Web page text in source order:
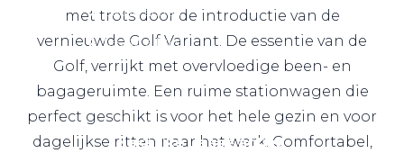
Lease acties
Lease a Bike
Zakelijke Lease acties
met trots door de introductie van de
vernieuwde Golf Variant. De essentie van de
Golf, verrijkt met overvloedige been- en
bagageruimte. Een ruime stationwagen die
perfect geschikt is voor het hele gezin en voor
dagelijkse ritten naar het werk. Comfortabel,